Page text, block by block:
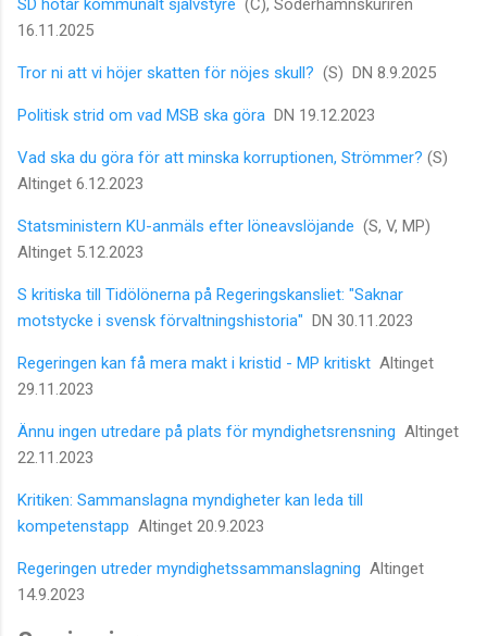
16.11.2025
Tror ni att vi höjer skatten för nöjes skull? (S) DN 8.9.2025
Politisk strid om vad MSB ska göra DN 19.12.2023
Vad ska du göra för att minska korruptionen, Strömmer? (S)
Altinget 6.12.2023
Statsministern KU-anmäls efter löneavslöjande (S, V, MP)
Altinget 5.12.2023
S kritiska till Tidölönerna på Regeringskansliet: "Saknar
motstycke i svensk förvaltningshistoria" DN 30.11.2023
Regeringen kan få mera makt i kristid - MP kritiskt Altinget
29.11.2023
Ännu ingen utredare på plats för myndighetsrensning Altinget
22.11.2023
Kritiken: Sammanslagna myndigheter kan leda till
kompetenstapp Altinget 20.9.2023
Regeringen utreder myndighetssammanslagning Altinget
14.9.2023